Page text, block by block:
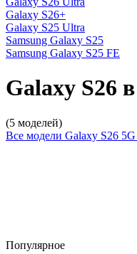
Galaxy S26+
Galaxy S25 Ultra
Samsung Galaxy S25
Samsung Galaxy S25 FE
Galaxy S26
(5 моделей)
Все модели Galaxy S26
Популярное